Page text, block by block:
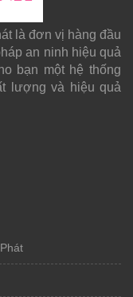
là đơn vị hàng đầu
an ninh hiệu quả
bạn một hệ thống
lượng và hiệu quả